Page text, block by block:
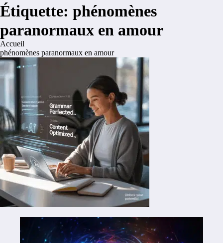
Étiquette: phénomènes
paranormaux en amour
Accueil
phénomènes paranormaux en amour